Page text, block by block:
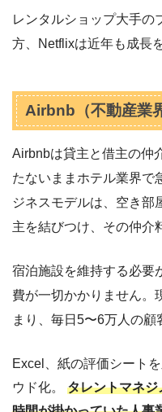
レンタルショップ大手の
方、Netflixは近年も成長
Airbnb（不動産業
Airbnbは貸主と借主の仲
たないままホテル業界で
ジネスモデルは、空き部
主を結びつけ、その仲介
宿泊施設を維持する必要
費が一切かかりません。
まり、毎日5〜6万人の顧
Excel、紙の評価シート
ウド化。 タレントマネ